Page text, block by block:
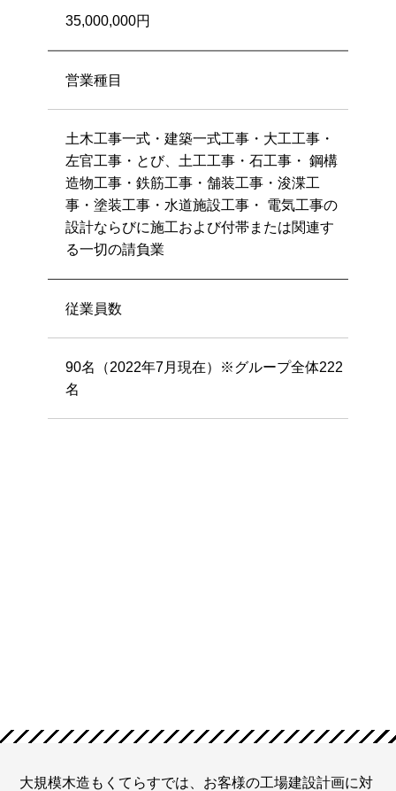
35,000,000円
営業種目
土木工事一式・建築一式工事・大工工事・
左官工事・とび、土工工事・石工事・ 鋼構
造物工事・鉄筋工事・舗装工事・浚渫工
事・塗装工事・水道施設工事・ 電気工事の
設計ならびに施工および付帯または関連す
る一切の請負業
従業員数
90名（2022年7月現在）※グループ全体222
名
大規模木造もくてらすでは、お客様の工場建設計画に対